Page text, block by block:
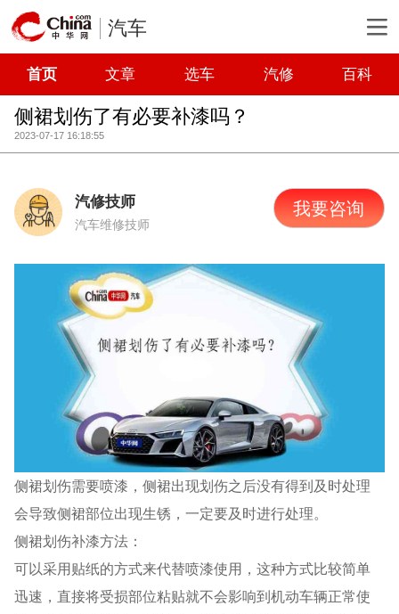
汽车
首页 文章 选车 汽修 百科
侧裙划伤了有必要补漆吗？
2023-07-17 16:18:55
汽修技师
汽车维修技师
我要咨询
侧裙划伤需要喷漆，侧裙出现划伤之后没有得到及时处理
会导致侧裙部位出现生锈，一定要及时进行处理。
侧裙划伤补漆方法：
可以采用贴纸的方式来代替喷漆使用，这种方式比较简单
迅速，直接将受损部位粘贴就不会影响到机动车辆正常使